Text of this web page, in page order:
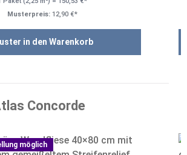
Musterpreis: 12,90 €*
in den Warenkorb
Concorde
möglich